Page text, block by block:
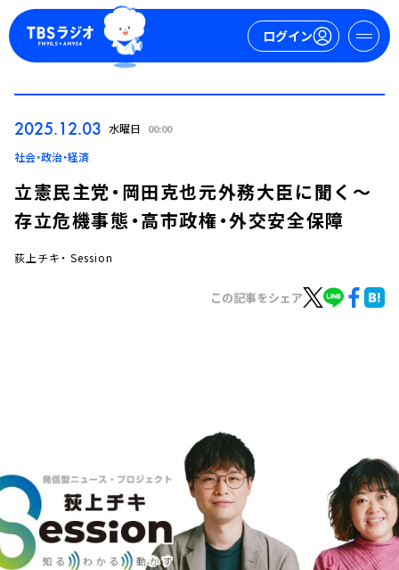
ログイン
会社情報
2025.12.03 水曜日 00:00
社会・政治・経済
立憲民主党・岡田克也元外務大臣に聞く～
存立危機事態・高市政権・外交安全保障
荻上チキ・ Session
この記事をシェア